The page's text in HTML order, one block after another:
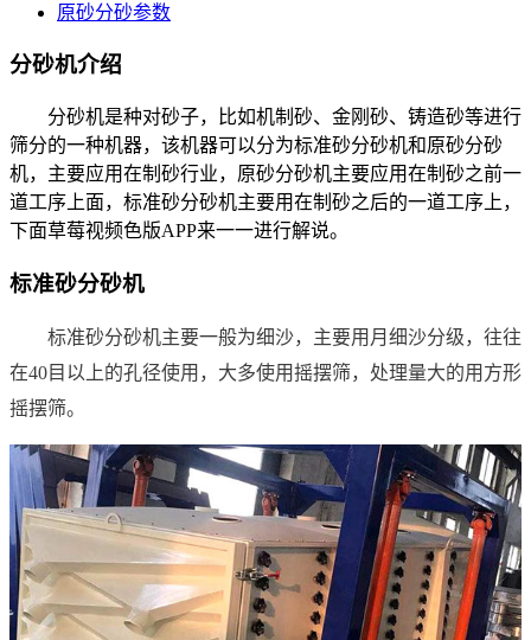
原砂分砂参数
分砂机介绍
分砂机是种对砂子，比如机制砂、金刚砂、铸造砂等进行
筛分的一种机器，该机器可以分为标准砂分砂机和原砂分砂
机，主要应用在制砂行业，原砂分砂机主要应用在制砂之前一
道工序上面，标准砂分砂机主要用在制砂之后的一道工序上，
下面草莓视频色版APP来一一进行解说。
标准砂分砂机
标准砂分砂机主要一般为细沙，主要用月细沙分级，往往
在40目以上的孔径使用，大多使用摇摆筛，处理量大的用方形
摇摆筛。